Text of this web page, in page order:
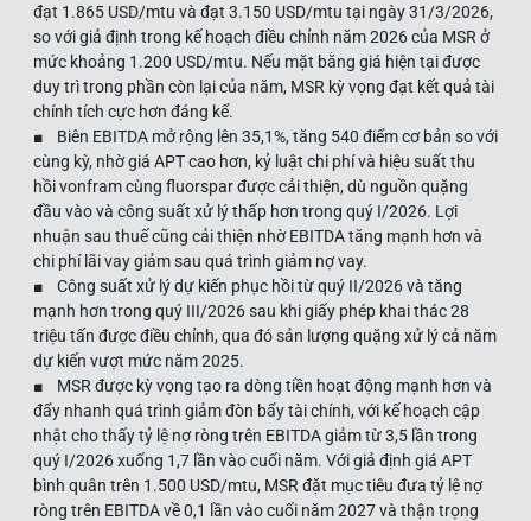
đạt 1.865 USD/mtu và đạt 3.150 USD/mtu tại ngày 31/3/2026,
so với giả định trong kế hoạch điều chỉnh năm 2026 của MSR ở
mức khoảng 1.200 USD/mtu. Nếu mặt bằng giá hiện tại được
duy trì trong phần còn lại của năm, MSR kỳ vọng đạt kết quả tài
chính tích cực hơn đáng kể.
■ Biên EBITDA mở rộng lên 35,1%, tăng 540 điểm cơ bản so với
cùng kỳ, nhờ giá APT cao hơn, kỷ luật chi phí và hiệu suất thu
hồi vonfram cùng fluorspar được cải thiện, dù nguồn quặng
đầu vào và công suất xử lý thấp hơn trong quý I/2026. Lợi
nhuận sau thuế cũng cải thiện nhờ EBITDA tăng mạnh hơn và
chi phí lãi vay giảm sau quá trình giảm nợ vay.
■ Công suất xử lý dự kiến phục hồi từ quý II/2026 và tăng
mạnh hơn trong quý III/2026 sau khi giấy phép khai thác 28
triệu tấn được điều chỉnh, qua đó sản lượng quặng xử lý cả năm
dự kiến vượt mức năm 2025.
■ MSR được kỳ vọng tạo ra dòng tiền hoạt động mạnh hơn và
đẩy nhanh quá trình giảm đòn bẩy tài chính, với kế hoạch cập
nhật cho thấy tỷ lệ nợ ròng trên EBITDA giảm từ 3,5 lần trong
quý I/2026 xuống 1,7 lần vào cuối năm. Với giả định giá APT
bình quân trên 1.500 USD/mtu, MSR đặt mục tiêu đưa tỷ lệ nợ
ròng trên EBITDA về 0,1 lần vào cuối năm 2027 và thận trọng